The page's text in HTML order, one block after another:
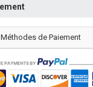
de Paiement